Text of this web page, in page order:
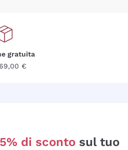
gratuita
€
5% di sconto sul tuo